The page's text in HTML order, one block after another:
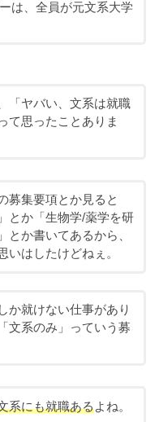
は、全員が元文系大学
「ヤバい、文系は就職
て思ったことありま
募集要項とか見ると
とか「生物学/薬学を研
とか書いてあるから、
いはしたけどねぇ。
か就けない仕事があり
文系のみ」っていう募
系にも就職あるよね。